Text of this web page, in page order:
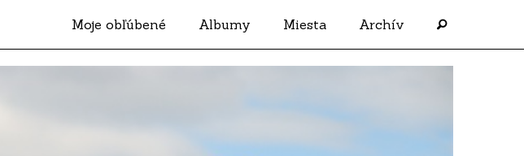
Moje obľúbené Albumy Miesta Archív